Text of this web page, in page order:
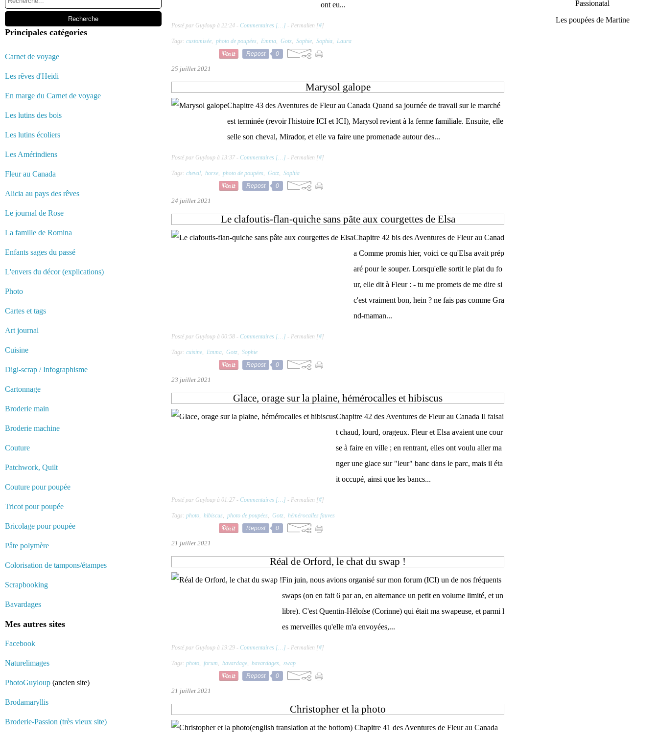
Principales catégories
Carnet de voyage
Les rêves d'Heidi
En marge du Carnet de voyage
Les lutins des bois
Les lutins écoliers
Les Amérindiens
Fleur au Canada
Alicia au pays des rêves
Le journal de Rose
La famille de Romina
Enfants sages du passé
L'envers du décor (explications)
Photo
Cartes et tags
Art journal
Cuisine
Digi-scrap / Infographisme
Cartonnage
Broderie main
Broderie machine
Couture
Patchwork, Quilt
Couture pour poupée
Tricot pour poupée
Bricolage pour poupée
Pâte polymère
Colorisation de tampons/étampes
Scrapbooking
Bavardages
Mes autres sites
Facebook
Naturelimages
PhotoGuyloup (ancien site)
Brodamaryllis
Broderie-Passion (très vieux site)
ont eu...
Posté par Guyloup à 22:24 - Commentaires [… ] - Permalien [#]
Tags: customisée, photo de poupées, Emma, Gotz, Sophie, Sophia, Laura
Repost
0
25 juillet 2021
Marysol galope
Chapitre 43 des Aventures de Fleur au Canada Quand sa journée de travail sur le marché
est terminée (revoir l'histoire ICI et ICI), Marysol revient à la ferme familiale. Ensuite, elle
selle son cheval, Mirador, et elle va faire une promenade autour des...
Posté par Guyloup à 13:37 - Commentaires [… ] - Permalien [#]
Tags: cheval, horse, photo de poupées, Gotz, Sophia
Repost
0
24 juillet 2021
Le clafoutis-flan-quiche sans pâte aux courgettes de Elsa
Chapitre 42 bis des Aventures de Fleur au Canad
a Comme promis hier, voici ce qu'Elsa avait prép
aré pour le souper. Lorsqu'elle sortit le plat du fo
ur, elle dit à Fleur : - tu me promets de me dire si
c'est vraiment bon, hein ? ne fais pas comme Gra
nd-maman...
Posté par Guyloup à 00:58 - Commentaires [… ] - Permalien [#]
Tags: cuisine, Emma, Gotz, Sophie
Repost
0
23 juillet 2021
Glace, orage sur la plaine, hémérocalles et hibiscus
Chapitre 42 des Aventures de Fleur au Canada Il faisai
t chaud, lourd, orageux. Fleur et Elsa avaient une cour
se à faire en ville ; en rentrant, elles ont voulu aller ma
nger une glace sur "leur" banc dans le parc, mais il éta
it occupé, ainsi que les bancs...
Posté par Guyloup à 01:27 - Commentaires [… ] - Permalien [#]
Tags: photo, hibiscus, photo de poupées, Gotz, hémérocalles fauves
Repost
0
21 juillet 2021
Réal de Orford, le chat du swap !
Fin juin, nous avions organisé sur mon forum (ICI) un de nos fréquents
swaps (on en fait 6 par an, en alternance un petit en volume limité, et un
libre). C'est Quentin-Héloïse (Corinne) qui était ma swapeuse, et parmi l
es merveilles qu'elle m'a envoyées,...
Posté par Guyloup à 19:29 - Commentaires [… ] - Permalien [#]
Tags: photo, forum, bavardage, bavardages, swap
Repost
0
21 juillet 2021
Christopher et la photo
(english translation at the bottom) Chapitre 41 des Aventures de Fleur au Canada
Passionatal
Les poupées de Martine